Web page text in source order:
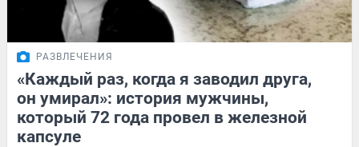
РАЗВЛЕЧЕНИЯ
«Каждый раз, когда я заводил друга,
он умирал»: история мужчины,
который 72 года провел в железной
капсуле